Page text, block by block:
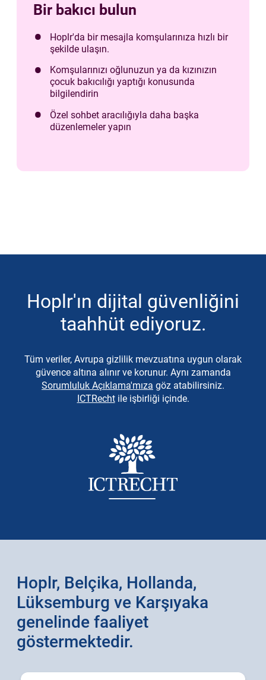
Bir bakıcı bulun
Hoplr'da bir mesajla komşularınıza hızlı bir
şekilde ulaşın.
Komşularınızı oğlunuzun ya da kızınızın
çocuk bakıcılığı yaptığı konusunda
bilgilendirin
Özel sohbet aracılığıyla daha başka
düzenlemeler yapın
Hoplr'ın dijital güvenliğini
taahhüt ediyoruz.
Tüm veriler, Avrupa gizlilik mevzuatına uygun olarak
güvence altına alınır ve korunur. Aynı zamanda
Sorumluluk Açıklama'mıza göz atabilirsiniz.
ICTRechtile işbirliği içinde.
Hoplr, Belçika, Hollanda,
Lüksemburg ve Karşıyaka
genelinde faaliyet
göstermektedir.